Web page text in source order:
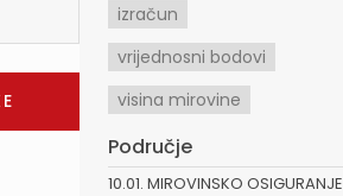
izračun
vrijednosni bodovi
visina mirovine
Područje
10.01. MIROVINSKO OSIGURANJE